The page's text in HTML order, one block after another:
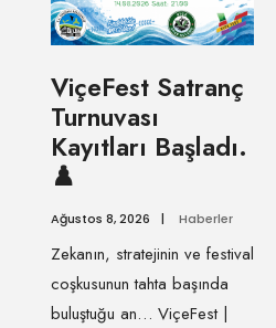
ViçeFest Satranç
Turnuvası
Kayıtları Başladı.
♟️
Ağustos 8, 2026 | Haberler
Zekanın, stratejinin ve festival
coşkusunun tahta başında
buluştuğu an… ViçeFest |